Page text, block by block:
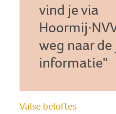
vind je via
weg naar
informatie
Valse beloftes